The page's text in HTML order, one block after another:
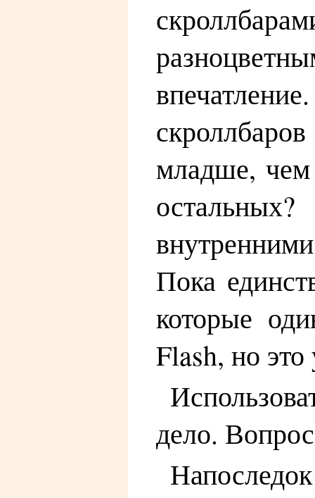
младше, чем
Пока
которые
Flash, но
дело.